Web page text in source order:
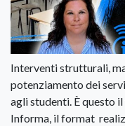
Interventi strutturali,
potenziamento dei
agli studenti. È questo
Informa, il format